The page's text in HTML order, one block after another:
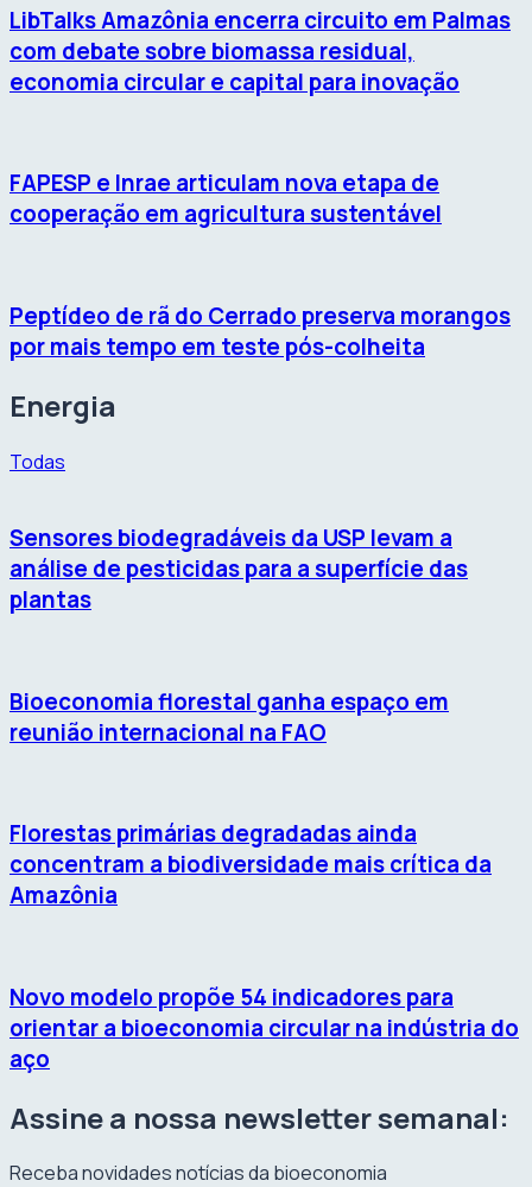
LibTalks Amazônia encerra circuito em Palmas
com debate sobre biomassa residual,
economia circular e capital para inovação
FAPESP e Inrae articulam nova etapa de
cooperação em agricultura sustentável
Peptídeo de rã do Cerrado preserva morangos
por mais tempo em teste pós-colheita
Energia
Todas
Sensores biodegradáveis da USP levam a
análise de pesticidas para a superfície das
plantas
Bioeconomia florestal ganha espaço em
reunião internacional na FAO
Florestas primárias degradadas ainda
concentram a biodiversidade mais crítica da
Amazônia
Novo modelo propõe 54 indicadores para
orientar a bioeconomia circular na indústria do
aço
Assine a nossa newsletter semanal:
Receba novidades notícias da bioeconomia